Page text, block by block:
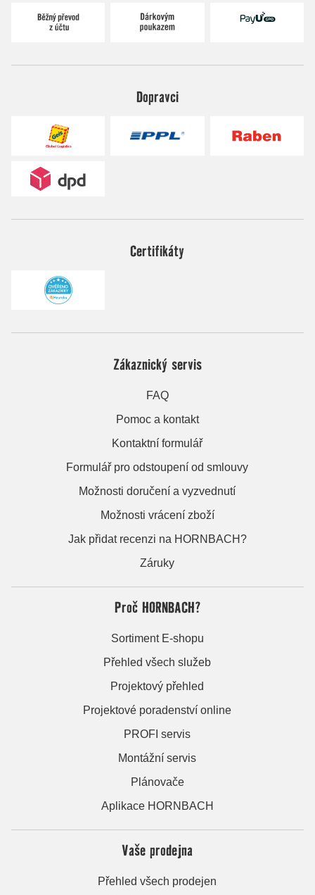
Dopravci
Certifikáty
Zákaznický servis
FAQ
Pomoc a kontakt
Kontaktní formulář
Formulář pro odstoupení od smlouvy
Možnosti doručení a vyzvednutí
Možnosti vrácení zboží
Jak přidat recenzi na HORNBACH?
Záruky
Proč HORNBACH?
Sortiment E-shopu
Přehled všech služeb
Projektový přehled
Projektové poradenství online
PROFI servis
Montážní servis
Plánovače
Aplikace HORNBACH
Vaše prodejna
Přehled všech prodejen